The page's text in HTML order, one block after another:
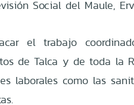
Social del Maule,
el trabajo
de Talca y de toda la
laborales como las